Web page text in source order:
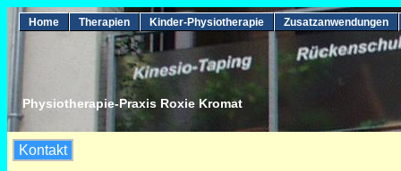
Home Therapien Kinder-Physiotherapie Zusatzanwendungen
Physiotherapie-Praxis Roxie Kromat
Kontakt